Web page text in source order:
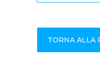
TORNA ALLA